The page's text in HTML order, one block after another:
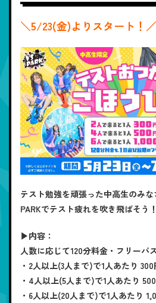
＼5/23(金)よりスタート！／
テスト勉強を頑張った中高生のみ
PARKでテスト疲れを吹き飛ばそう！
▶内容：
人数に応じて120分料金・フリーパ
・2人以上(3人まで)で1人あたり 300
・4人以上(5人まで)で1人あたり
・6人以上(20人まで)で1人あたり